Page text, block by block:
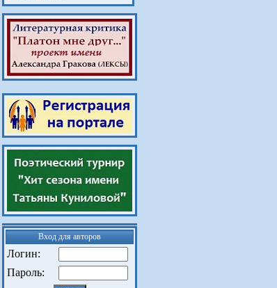
Вход для авторов
Логин:
Пароль: